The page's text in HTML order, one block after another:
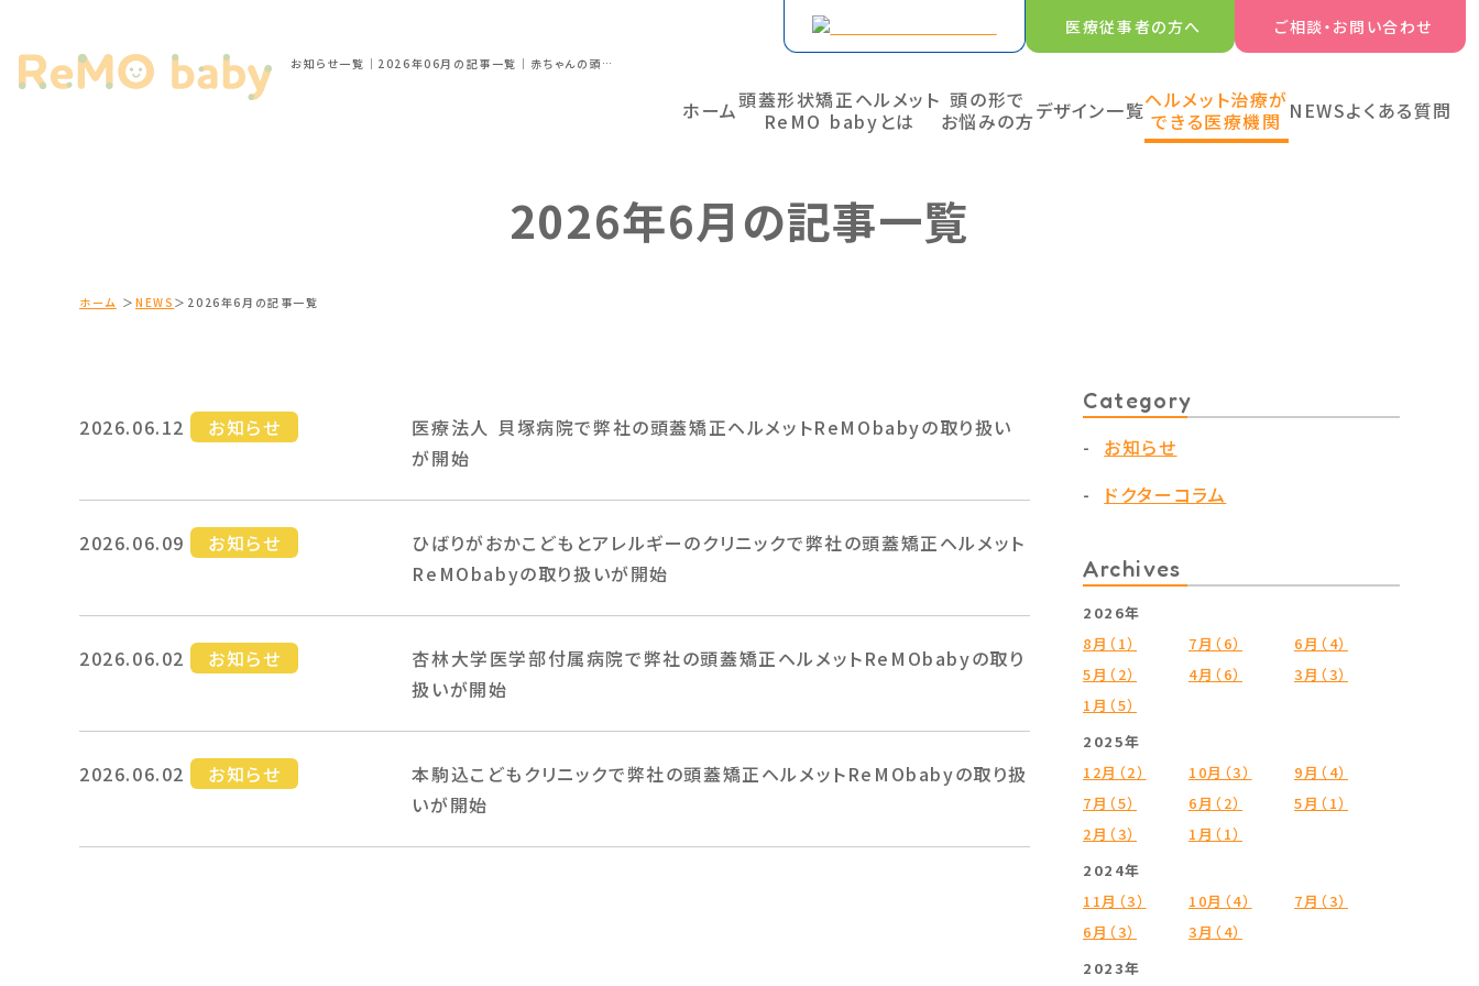
お知らせ一覧｜2026年06月の記事一覧｜赤ちゃんの頭蓋変形矯正 ヘルメットのReMO baby
ホーム頭蓋形状矯正ヘルメット
ReMO babyとは
頭の形で
お悩みの方デザイン一覧ヘルメット治療が
できる医療機関 NEWSよくある質問
医療従事者の方へ ご相談・お問い合わせ
2026年6月の記事一覧
ホーム NEWS 2026年6月の記事一覧
2026.06.12 お知らせ
医療法人 貝塚病院で弊社の頭蓋矯正ヘルメットReMObabyの取り扱い
が開始
2026.06.09 お知らせ
ひばりがおかこどもとアレルギーのクリニックで弊社の頭蓋矯正ヘルメット
ReMObabyの取り扱いが開始
2026.06.02 お知らせ
杏林大学医学部付属病院で弊社の頭蓋矯正ヘルメットReMObabyの取り
扱いが開始
2026.06.02 お知らせ
本駒込こどもクリニックで弊社の頭蓋矯正ヘルメットReMObabyの取り扱
いが開始
Category
お知らせ
ドクターコラム
Archives
2026年
8月（1）
7月（6）
6月（4）
5月（2）
4月（6）
3月（3）
1月（5）
2025年
12月（2）
10月（3）
9月（4）
7月（5）
6月（2）
5月（1）
2月（3）
1月（1）
2024年
11月（3）
10月（4）
7月（3）
6月（3）
3月（4）
2023年